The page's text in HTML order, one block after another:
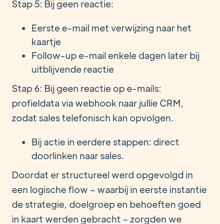
Stap 5: Bij geen reactie:
Eerste e-mail met verwijzing naar het
kaartje
Follow-up e-mail enkele dagen later bij
uitblijvende reactie
Stap 6: Bij geen reactie op e-mails:
profieldata via webhook naar jullie CRM,
zodat sales telefonisch kan opvolgen.
Bij actie in eerdere stappen: direct
doorlinken naar sales.
Doordat er structureel werd opgevolgd in
een logische flow – waarbij in eerste instantie
de strategie, doelgroep en behoeften goed
in kaart werden gebracht – zorgden we